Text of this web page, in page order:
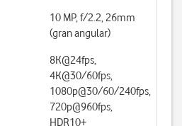
10 MP, f/2.2, 26mm
(gran angular)
8K@24fps,
4K@30/60fps,
1080p@30/60/240fps,
720p@960fps,
HDR10+